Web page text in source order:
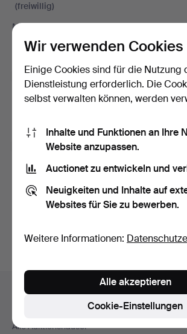
(freiwillig)
Mit u.a. Auktionskatalogen, Enladungen zu
Neuigkeiten. Sie können das Abonnement
beenden, falls Sie nicht mehr interessiert sind.
Abonnieren Sie den Auctionet-
Mit u. a. Expertentipps, ausgewählten
Ich bin über 18 Jahre alt und
Datenschutzerklärungzur Kenntnis
Konto erstellen
Navigation
Hilfe und Kontakt
Kontakt mit dem Support aufnehmen
Alle Auktionshäuser
Wir verwenden Cookies
Einige Cookies sind für die Nutzung
Dienstleistung erforderlich. Die
selbst verwalten können, werden
Inhalte und Funktionen an Ihre
Website anzupassen.
Auctionet zu entwickeln und
Neuigkeiten und Inhalte auf
Websites für Sie zu bewerben.
Weitere Informationen:
Cookie-Einstellungen
Alle akzeptieren